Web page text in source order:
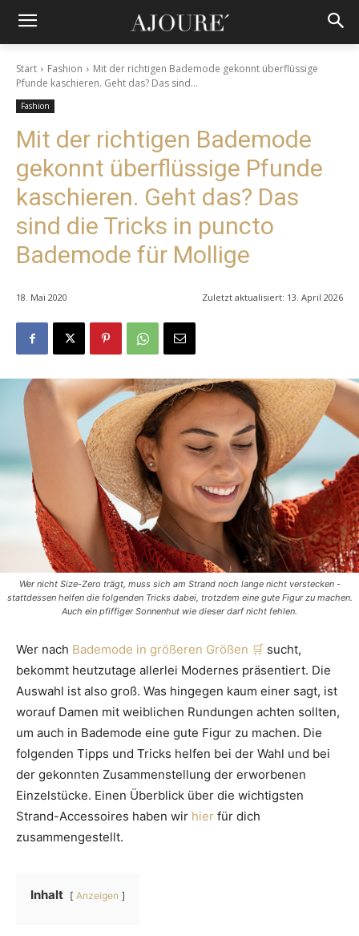
Start Fashion
Mit der richtigen Bademode gekonnt überflüssige
Pfunde kaschieren. Geht das? Das sind...
Fashion
Mit der richtigen Bademode
gekonnt überflüssige Pfunde
kaschieren. Geht das? Das
sind die Tricks in puncto
Bademode für Mollige
18. Mai 2020 Zuletzt aktualisiert: 13. April 2026
Wer nicht Size-Zero trägt, muss sich am Strand noch lange nicht verstecken -
stattdessen helfen die folgenden Tricks dabei, trotzdem eine gute Figur zu machen.
Auch ein pfiffiger Sonnenhut wie dieser darf nicht fehlen.
Wer nach Bademode in größeren Größen
sucht,
bekommt heutzutage allerlei Modernes präsentiert. Die
Auswahl ist also groß. Was hingegen kaum einer sagt, ist
worauf Damen mit weiblichen Rundungen achten sollten,
um auch in Bademode eine gute Figur zu machen. Die
folgenden Tipps und Tricks helfen bei der Wahl und bei
der gekonnten Zusammenstellung der erworbenen
Einzelstücke. Einen Überblick über die wichtigsten
Strand-Accessoires haben wir hier für dich
zusammengestellt.
Inhalt Anzeigen